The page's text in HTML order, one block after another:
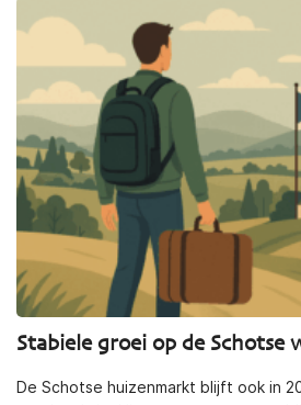
Stabiele groei op de
De Schotse huizenmarkt blijft ook in